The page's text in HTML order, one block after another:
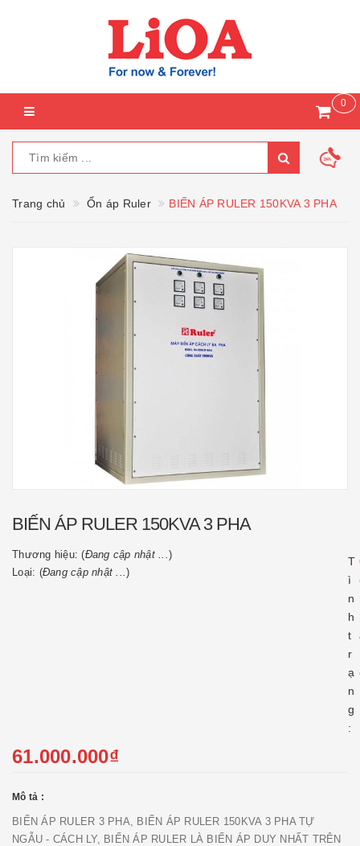
0
Trang chủ Ổn áp Ruler BIẾN ÁP RULER 150KVA 3 PHA
BIẾN ÁP RULER 150KVA 3 PHA
Thương hiệu: (Đang cập nhật ...)
Loại: (Đang cập nhật ...)
T
ì
n
h
t
r
ạ
n
g
:
61.000.000₫
Mô tả :
BIẾN ÁP RULER 3 PHA, BIẾN ÁP RULER 150KVA 3 PHA TỰ
NGẪU - CÁCH LY, BIẾN ÁP RULER LÀ BIẾN ÁP DUY NHẤT TRÊN